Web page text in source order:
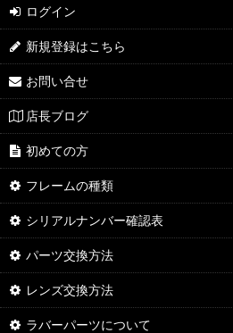
ログイン
新規登録はこちら
お問い合せ
店長ブログ
初めての方
フレームの種類
シリアルナンバー確認表
パーツ交換方法
レンズ交換方法
ラバーパーツについて